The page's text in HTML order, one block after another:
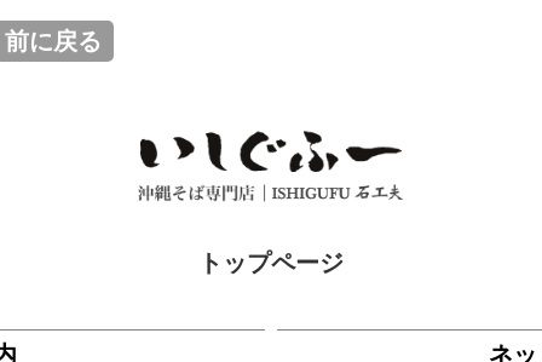
に戻る
トップページ
ネ